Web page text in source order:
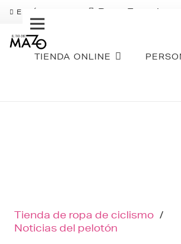
ENVÍO GRATIS Pago
TIENDA ONLINE
Tienda de ropa de ciclismo /
Noticias del pelotón